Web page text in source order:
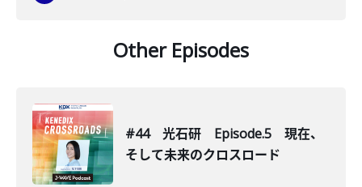
Other Episodes
#44 光石研 Episode.5 現在、
そして未来のクロスロード